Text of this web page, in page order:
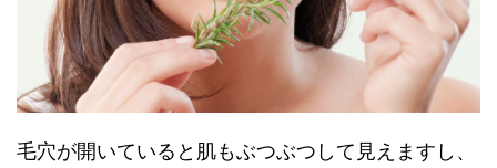
k
毛穴が開いていると肌もぶつぶつして見えますし、